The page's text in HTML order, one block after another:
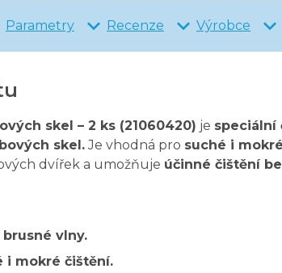
Parametry Recenze Výrobce
skel – 2 ks (21060420) je speciální
skel.Je vhodná pro suché i
dvířek a umožňuje účinné čištění
vlny.
i mokré čištění.